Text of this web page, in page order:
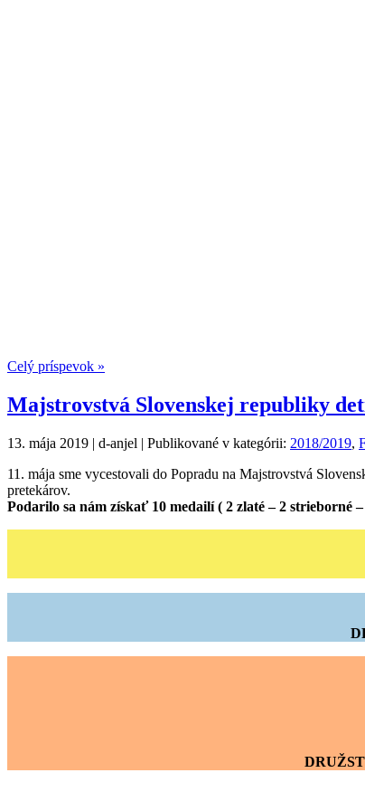
Celý príspevok »
Majstrovstvá Slovenskej republiky
13. mája 2019 | d-anjel | Publikované v kategórii: 2018/2019,
11. mája sme vycestovali do Popradu na Majstrovstvá
pretekárov.
Podarilo sa nám získať 10 medailí ( 2 zlaté – 2 strieborné